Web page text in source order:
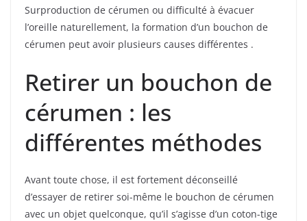
Surproduction de cérumen ou difficulté à évacuer
l’oreille naturellement, la formation d’un bouchon de
cérumen peut avoir plusieurs causes différentes .
Retirer un bouchon de
cérumen : les
différentes méthodes
Avant toute chose, il est fortement déconseillé
d’essayer de retirer soi-même le bouchon de cérumen
avec un objet quelconque, qu’il s’agisse d’un coton-tige